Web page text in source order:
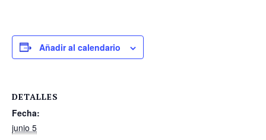
Añadir al calendario
DETALLES
Fecha:
junio 5